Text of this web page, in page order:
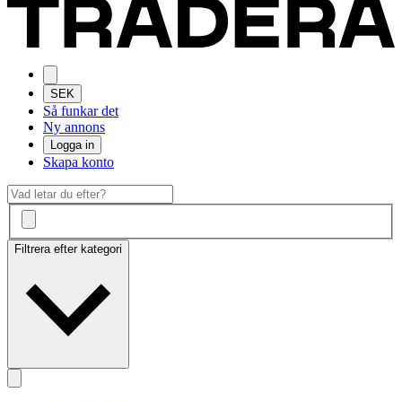
SEK
Så funkar det
Ny annons
Logga in
Skapa konto
Filtrera efter kategori